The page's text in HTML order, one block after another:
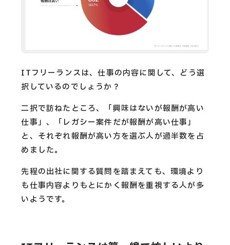
ITフリーランスは、仕事の内容に関して、どう選
択しているのでしょうか？
二択で訪ねたところ、「興味はないが報酬が高い
仕事」、「レガシー案件だが報酬が高い仕事」
と、それぞれ報酬が高い方を選ぶ人が過半数を占
めました。
先程の出社に関する質問を踏まえても、環境より
も仕事内容よりもとにかく報酬を重視する人が多
いようです。